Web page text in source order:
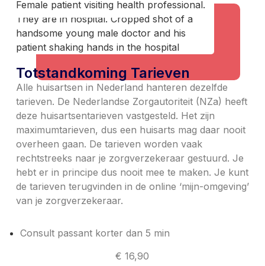
Totstandkoming Tarieven
Alle huisartsen in Nederland hanteren dezelfde
tarieven. De Nederlandse Zorgautoriteit (NZa) heeft
deze huisartsentarieven vastgesteld. Het zijn
maximumtarieven, dus een huisarts mag daar nooit
overheen gaan. De tarieven worden vaak
rechtstreeks naar je zorgverzekeraar gestuurd. Je
hebt er in principe dus nooit mee te maken. Je kunt
de tarieven terugvinden in de online ‘mijn-omgeving’
van je zorgverzekeraar.
Consult passant korter dan 5 min
€ 16,90